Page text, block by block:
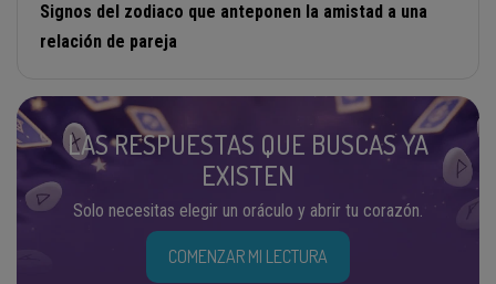
Signos del zodiaco que anteponen la amistad a una
relación de pareja
LAS RESPUESTAS QUE BUSCAS YA
EXISTEN
Solo necesitas elegir un oráculo y abrir tu corazón.
COMENZAR MI LECTURA